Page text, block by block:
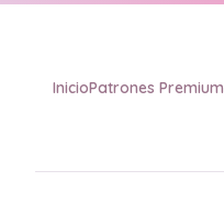
InicioPatrones Premium